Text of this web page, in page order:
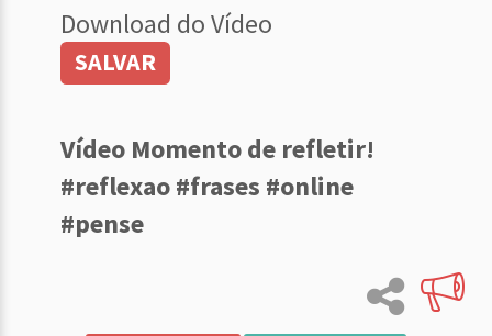
Download do Vídeo
SALVAR
Vídeo Momento de refletir!
#reflexao #frases #online
#pense